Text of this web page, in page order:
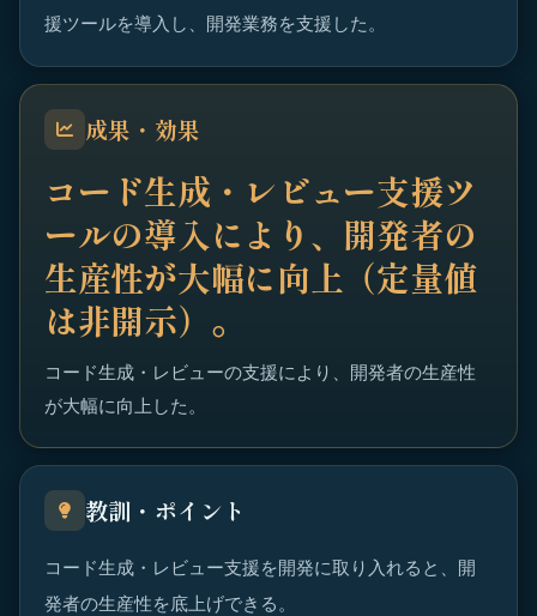
援ツールを導入し、開発業務を支援した。
成果・効果
コード生成・レビュー支援ツ
ールの導入により、開発者の
生産性が大幅に向上（定量値
は非開示）。
コード生成・レビューの支援により、開発者の生産性
が大幅に向上した。
教訓・ポイント
コード生成・レビュー支援を開発に取り入れると、開
発者の生産性を底上げできる。